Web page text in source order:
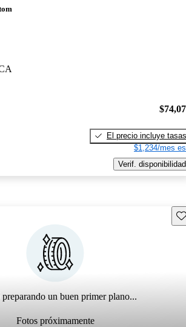
El precio incluye tasas
$1,234/mes
Verif. disponibilidad
preparando un buen primer plano...
Fotos próximamente